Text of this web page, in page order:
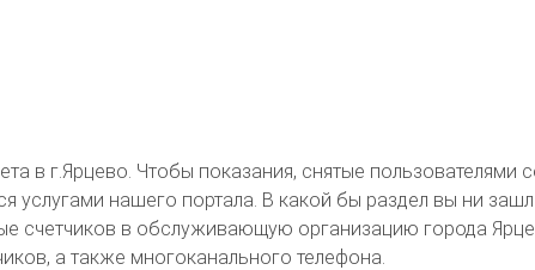
в г.Ярцево. Чтобы показания, снятые пользователями
нашего портала. В какой бы раздел вы ни
счетчиков в обслуживающую организацию города
а также многоканального телефона.